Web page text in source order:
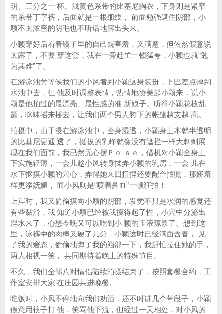
明、三分之一 杯、浅黄色系带的比基尼胸衣，下身则是紧窄
的系带丁字裤，后面就是一根细线， 前面勉强遮住阴部，小
颖不太浓密的阴毛也不听话地露出头来。
小颖穿好后看着镜子里的自己既害羞，又满意，但依然假意说
太露了，不要 穿这套，我在一旁赶忙一顿猛夸，小颖也就“勉
为其难”了。
在游泳池旁等候我们的小风看到小颖这身装扮，下巴差点掉到
水池中去，但 他及时调整表情，热情地赞美起小颖来，说小
颖是他拍过的最漂亮、最性感的准 新娘子。听得小颖花枝乱
颤，咪咪摇来摇去，让我们两个男人胯下的帐篷越支越 高。
拍摄中，由于浸在游泳池中，全身湿透，小颖身上本就半透明
的比基尼更通 透了，挺拔的乳峰就像没有遮拦一样大剌剌展
现在我们面前，我已然无心摆Ｐｏ ｓｅ，借机对小颖全身上
下实施轻薄，一会儿趁小风转身揉弄小颖的乳房，一会 儿在
水下抠摸小颖的穴心，弄得她来回扭捏还要配合拍照，那娇羞
样更添妩媚， 而小风则是“喷着鼻血”一顿狂拍！
上岸时，我又偷偷摸向小颖的阴部，发觉不只是水润的感觉还
有些黏滑，我 知道小颖已经被我摸得起了性，小穴中分泌出
淫水来了，心想今晚又可以吃到小 颖的玉液琼浆了。想到这
里，泳裤中的肉棒又硬了几分，小颖这时已经满面含春， 见
了我的窘态，偷偷地弹了我的裆部一下，我赶忙拉住她的手，
两人相视一笑， 共同期待着晚上的特殊节目。
不久，我们全部八对情侣陆续拍摄结束了，按照套餐合约，工
作室安排大家 在庄园共进晚餐。
吃饭时，小风不停地向我们劝酒，还不时讲几个荤段子，小颖
假意用筷子打 他，笑骂他下流，但经过一天相处，对小风的